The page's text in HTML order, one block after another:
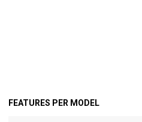
FEATURES PER MODEL